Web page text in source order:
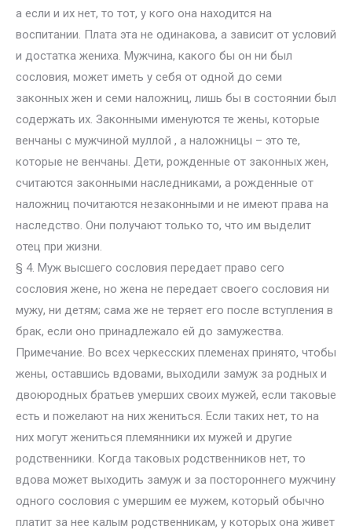
а если и их нет, то тот, у кого она находится на
воспитании. Плата эта не одинакова, а зависит от условий
и достатка жениха. Мужчина, какого бы он ни был
сословия, может иметь у себя от одной до семи
законных жен и семи наложниц, лишь бы в состоянии был
содержать их. Законными именуются те жены, которые
венчаны с мужчиной муллой , а наложницы – это те,
которые не венчаны. Дети, рожденные от законных жен,
считаются законными наследниками, а рожденные от
наложниц почитаются незаконными и не имеют права на
наследство. Они получают только то, что им выделит
отец при жизни.
§ 4. Муж высшего сословия передает право сего
сословия жене, но жена не передает своего сословия ни
мужу, ни детям; сама же не теряет его после вступления в
брак, если оно принадлежало ей до замужества.
Примечание. Во всех черкесских племенах принято, чтобы
жены, оставшись вдовами, выходили замуж за родных и
двоюродных братьев умерших своих мужей, если таковые
есть и пожелают на них жениться. Если таких нет, то на
них могут жениться племянники их мужей и другие
родственники. Когда таковых родственников нет, то
вдова может выходить замуж и за постороннего мужчину
одного сословия с умершим ее мужем, который обычно
платит за нее калым родственникам, у которых она живет